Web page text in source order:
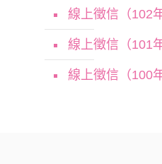
線上徵信（102年
線上徵信（101年
線上徵信（100年